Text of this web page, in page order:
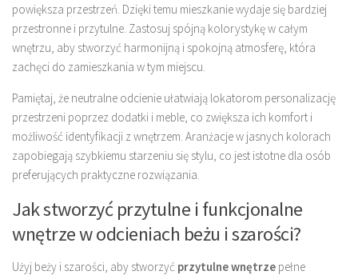
powiększa przestrzeń. Dzięki temu mieszkanie wydaje się bardziej
przestronne i przytulne. Zastosuj spójną kolorystykę w całym
wnętrzu, aby stworzyć harmonijną i spokojną atmosferę, która
zachęci do zamieszkania w tym miejscu.
Pamiętaj, że neutralne odcienie ułatwiają lokatorom personalizację
przestrzeni poprzez dodatki i meble, co zwiększa ich komfort i
możliwość identyfikacji z wnętrzem. Aranżacje w jasnych kolorach
zapobiegają szybkiemu starzeniu się stylu, co jest istotne dla osób
preferujących praktyczne rozwiązania.
Jak stworzyć przytulne i funkcjonalne
wnętrze w odcieniach beżu i szarości?
Użyj beży i szarości, aby stworzyć przytulne wnętrze pełne